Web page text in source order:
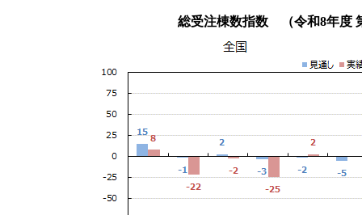
総受注棟数指数 （令和8年度